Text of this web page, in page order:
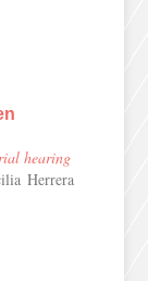
hearing
Herrera